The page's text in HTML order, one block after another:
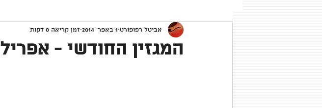
המגזין החודשי - אפריל 2014
אביטל רפופורט 1 באפר׳ 2014 זמן קריאה 0 דקות